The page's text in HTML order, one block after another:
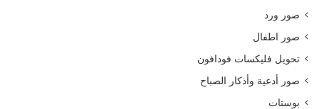
صور ورد
صور اطفال
تحويل فليكسات فودافون
صور أدعية وأذكار الصباح
بوستات